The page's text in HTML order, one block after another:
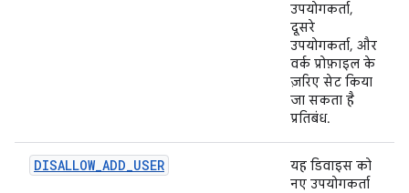
उपयोगकर्ता,
दूसरे
उपयोगकर्ता, और
वर्क प्रोफ़ाइल के
ज़रिए सेट किया
जा सकता है
प्रतिबंध.
DISALLOW_ADD_USER
यह डिवाइस को
नए उपयोगकर्ता